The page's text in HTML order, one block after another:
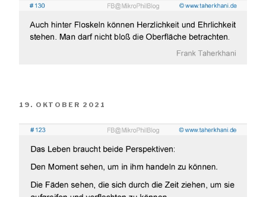
VERÖFFENTLICHT
19. OKTOBER 2021